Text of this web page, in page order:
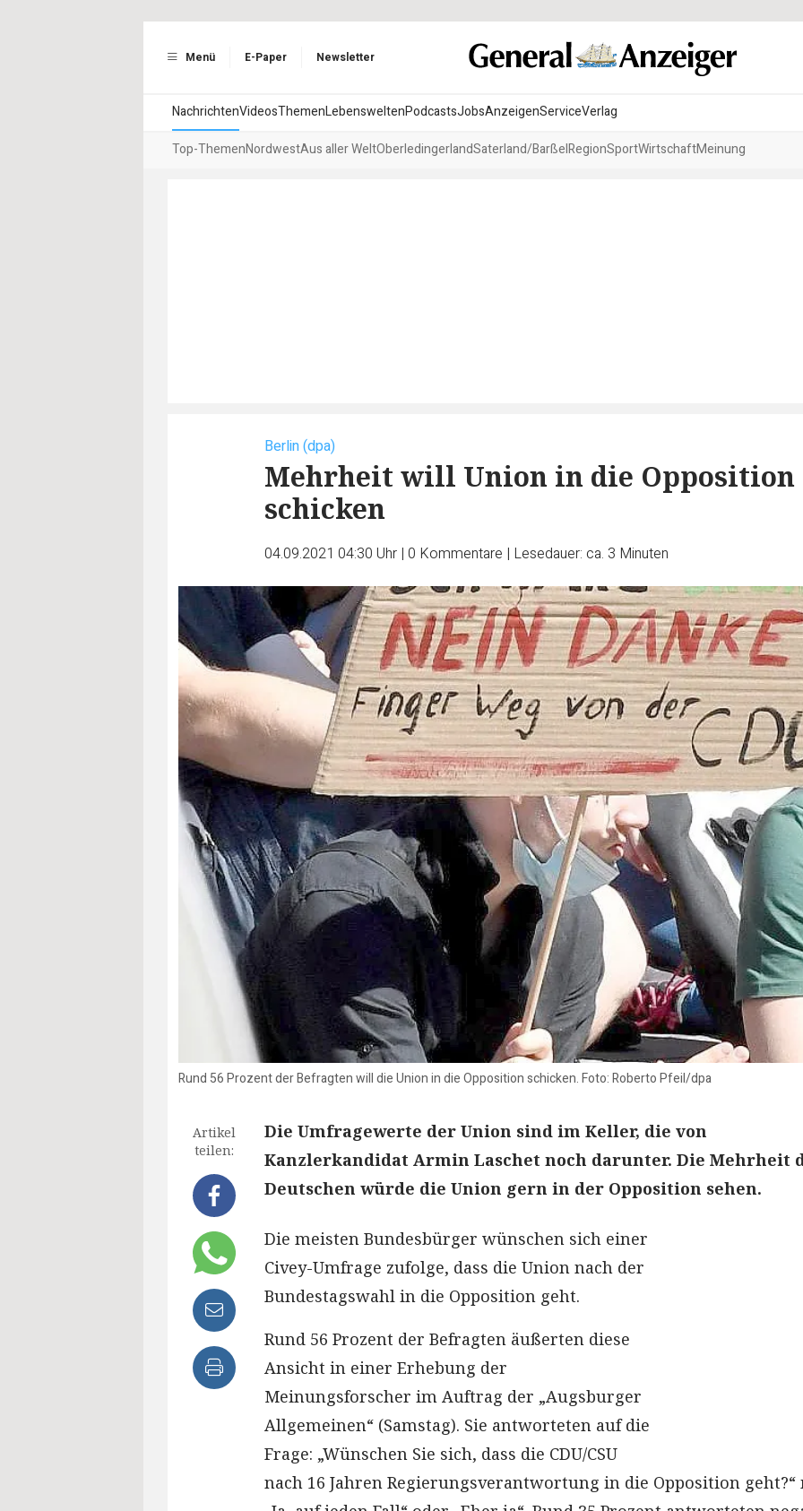
Menü E-Paper Newsletter
NachrichtenVideosThemenLebensweltenPodcastsJobsAnzeigenServiceVerlag
Top-ThemenNordwestAus aller WeltOberledingerlandSaterland/BarßelRegionSportWirtschaftMeinung
Berlin (dpa)
Mehrheit will Union in die Opposition
schicken
04.09.2021 04:30 Uhr | 0 Kommentare | Lesedauer: ca. 3 Minuten
Rund 56 Prozent der Befragten will die Union in die Opposition schicken. Foto: Roberto Pfeil/dpa
Artikel
teilen:
Die Umfragewerte der Union sind im Keller, die von
Kanzlerkandidat Armin Laschet noch darunter. Die Mehrheit
Deutschen würde die Union gern in der Opposition sehen.
Die meisten Bundesbürger wünschen sich einer
Civey-Umfrage zufolge, dass die Union nach der
Bundestagswahl in die Opposition geht.
Rund 56 Prozent der Befragten äußerten diese
Ansicht in einer Erhebung der
Meinungsforscher im Auftrag der „Augsburger
Allgemeinen“ (Samstag). Sie antworteten auf die
Frage: „Wünschen Sie sich, dass die CDU/CSU
nach 16 Jahren Regierungsverantwortung in die Opposition